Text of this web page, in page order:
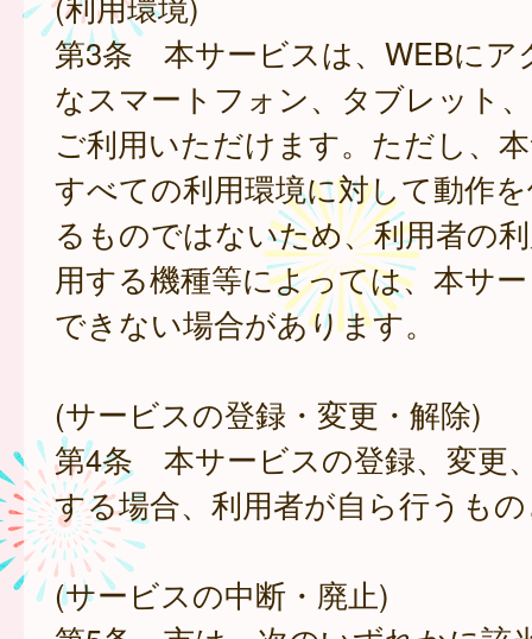
第3条 本サービスは、WEBにア
なスマートフォン、タブレット
ご利用いただけます。ただし、
すべての利用環境に対して動作
るものではないため、利用者の
用する機種等によっては、本サ
できない場合があります。
(サービスの登録・変更・解除)
第4条 本サービスの登録、変更
する場合、利用者が自ら行うも
(サービスの中断・廃止)